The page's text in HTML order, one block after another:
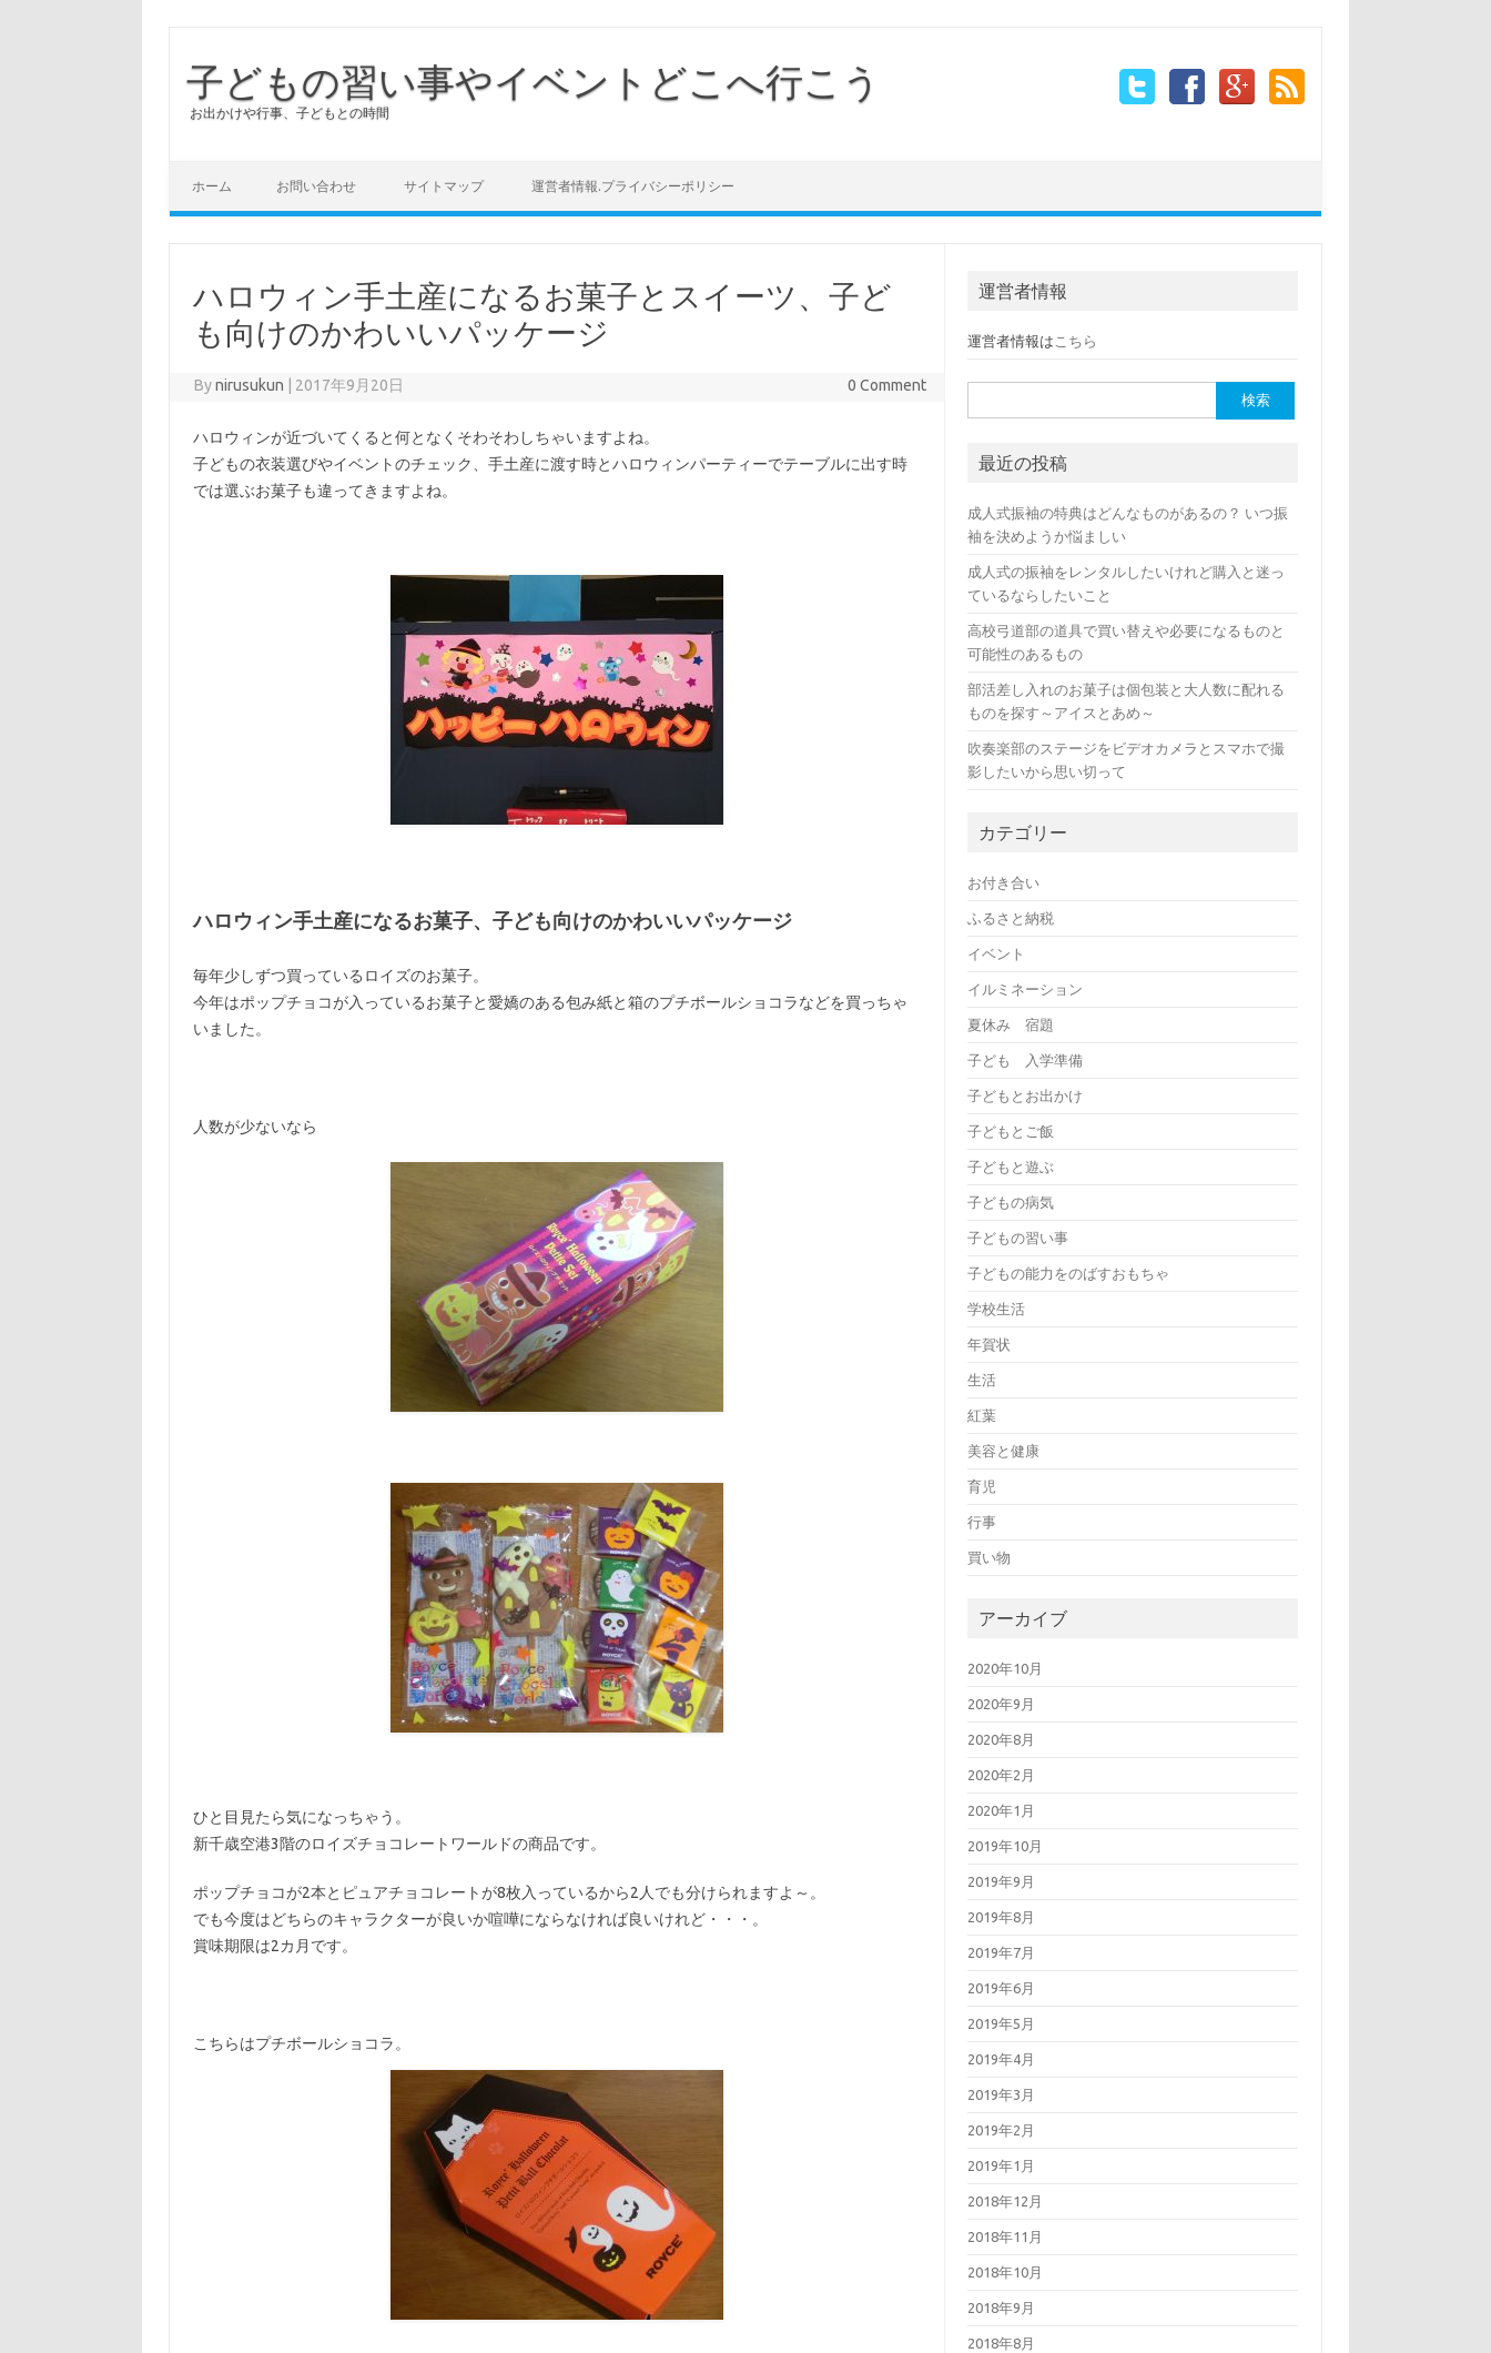
子どもの習い事やイベントどこへ行こう
お出かけや行事、子どもとの時間
ホーム お問い合わせ サイトマップ 運営者情報.プライバシーポリシー
ハロウィン手土産になるお菓子とスイーツ、子ど
も向けのかわいいパッケージ
Bynirusukun 2017年9月20日 0 Comment
ハロウィンが近づいてくると何となくそわそわしちゃいますよね。
子どもの衣装選びやイベントのチェック、手土産に渡す時とハロウィンパーティーでテーブルに出す時
では選ぶお菓子も違ってきますよね。
ハロウィン手土産になるお菓子、子ども向けのかわいいパッケージ
毎年少しずつ買っているロイズのお菓子。
今年はポップチョコが入っているお菓子と愛嬌のある包み紙と箱のプチボールショコラなどを買っちゃ
いました。
人数が少ないなら
ひと目見たら気になっちゃう。
新千歳空港3階のロイズチョコレートワールドの商品です。
ポップチョコが2本とピュアチョコレートが8枚入っているから2人でも分けられますよ～。
でも今度はどちらのキャラクターが良いか喧嘩にならなければ良いけれど・・・。
賞味期限は2カ月です。
こちらはプチボールショコラ。
運営者情報
運営者情報は こちら
最近の投稿
成人式振袖の特典はどんなものがあるの？ いつ振
袖を決めようか悩ましい
成人式の振袖をレンタルしたいけれど購入と迷っ
ているならしたいこと
高校弓道部の道具で買い替えや必要になるものと
可能性のあるもの
部活差し入れのお菓子は個包装と大人数に配れる
ものを探す～アイスとあめ～
吹奏楽部のステージをビデオカメラとスマホで撮
影したいから思い切って
カテゴリー
お付き合い
ふるさと納税
イベント
イルミネーション
夏休み 宿題
子ども 入学準備
子どもとお出かけ
子どもとご飯
子どもと遊ぶ
子どもの病気
子どもの習い事
子どもの能力をのばすおもちゃ
学校生活
年賀状
生活
紅葉
美容と健康
育児
行事
買い物
アーカイブ
2020年10月
2020年9月
2020年8月
2020年2月
2020年1月
2019年10月
2019年9月
2019年8月
2019年7月
2019年6月
2019年5月
2019年4月
2019年3月
2019年2月
2019年1月
2018年12月
2018年11月
2018年10月
2018年9月
2018年8月